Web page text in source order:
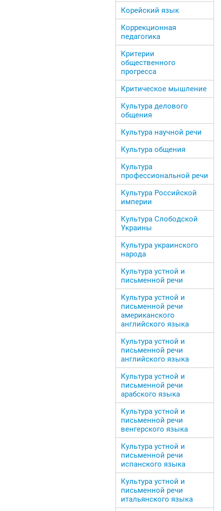
Корейский язык
Коррекционная
педагогика
Критерии
общественного
прогресса
Критическое мышление
Культура делового
общения
Культура научной речи
Культура общения
Культура
профессиональной речи
Культура Российской
империи
Культура Слободской
Украины
Культура украинского
народа
Культура устной и
письменной речи
Культура устной и
письменной речи
американского
английского языка
Культура устной и
письменной речи
английского языка
Культура устной и
письменной речи
арабского языка
Культура устной и
письменной речи
венгерского языка
Культура устной и
письменной речи
испанского языка
Культура устной и
письменной речи
итальянского языка